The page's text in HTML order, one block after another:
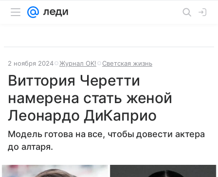
2 ноября 2024 Журнал OK! Светская жизнь
Виттория Черетти
намерена стать женой
Леонардо ДиКаприо
Модель готова на все, чтобы довести актера
до алтаря.